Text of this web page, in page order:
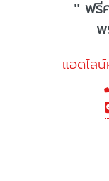
" ฟรี
พ
แอดไล